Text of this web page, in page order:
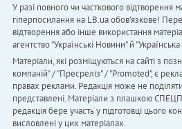
У разі повного чи часткового відтворення
гіперпосилання на LB.ua обов'язкове!
відтворення або інше використання
агентство "Українськi Новини" й
Матеріали, які розміщуються на сайті з
компаній" / "Пресреліз" / "Promoted", є
правах реклами. Редакція може не
представлені. Матеріали з плашкою
редакція бере участь у підготовці цього
висловлені у цих матеріалах.